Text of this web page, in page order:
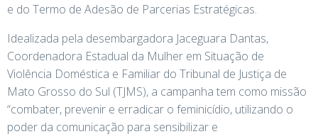
e do Termo de Adesão de Parcerias Estratégicas.
Idealizada pela desembargadora Jaceguara Dantas,
Coordenadora Estadual da Mulher em Situação de
Violência Doméstica e Familiar do Tribunal de Justiça de
Mato Grosso do Sul (TJMS), a campanha tem como missão
“combater, prevenir e erradicar o feminicídio, utilizando o
poder da comunicação para sensibilizar e